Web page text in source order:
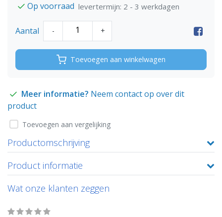
Op voorraad levertermijn: 2 - 3 werkdagen
Aantal - +
Toevoegen aan winkelwagen
Meer informatie? Neem contact op over dit
product
Toevoegen aan vergelijking
Productomschrijving
Product informatie
Wat onze klanten zeggen